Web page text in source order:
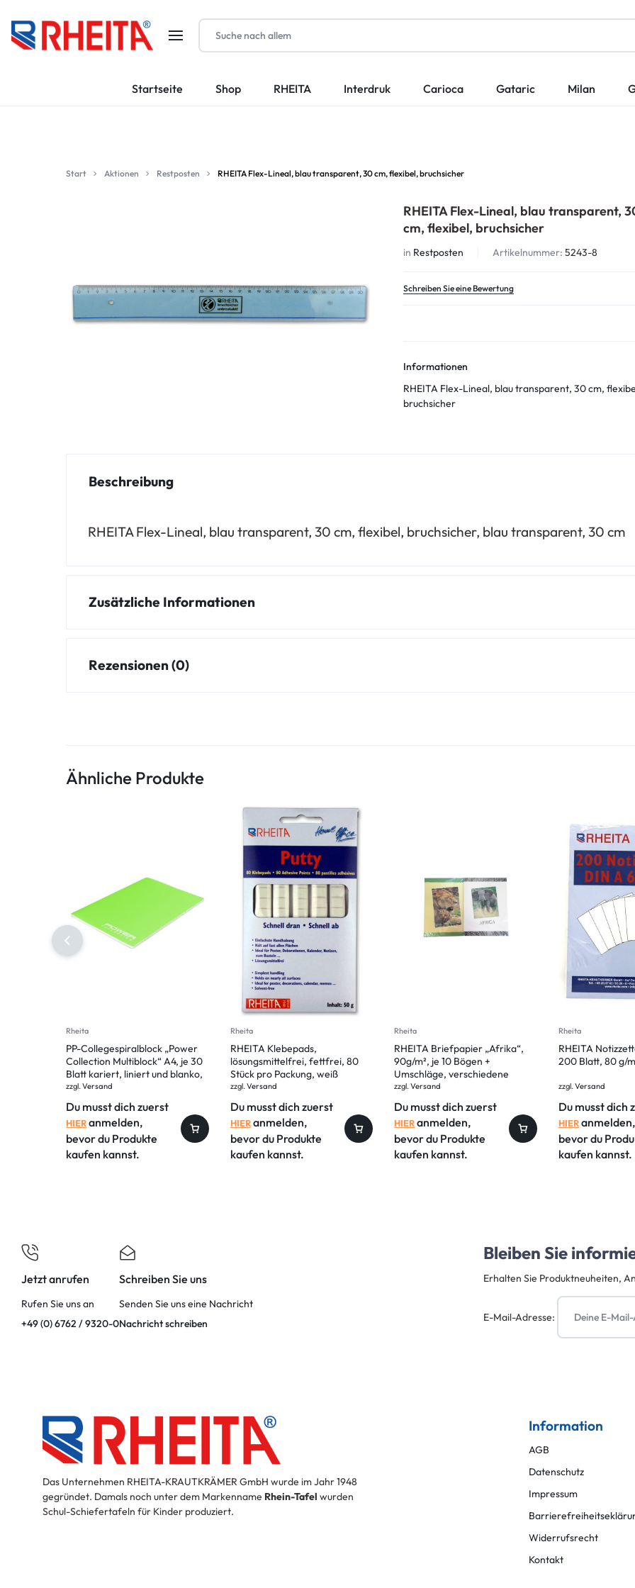
KRAUTKRÄMER
Startseite Shop RHEITA Interdruk Carioca Gataric Milan
Start Aktionen Restposten RHEITA Flex-Lineal, blau transparent, 30 cm, flexibel, bruchsicher
RHEITA Flex-Lineal, blau transparent,
cm, flexibel, bruchsicher
in Restposten Artikelnummer: 5243-8
Schreiben Sie eine Bewertung
Informationen
RHEITA Flex-Lineal, blau transparent, 30 cm,
bruchsicher
Beschreibung
RHEITA Flex-Lineal, blau transparent, 30 cm, flexibel, bruchsicher, blau transparent, 30 cm
Zusätzliche Informationen
Rezensionen (0)
Ähnliche Produkte
Rheita
PP-Collegespiralblock „Power
Collection Multiblock“ A4, je 30
Blatt kariert, liniert und blanko,
mit PP-Trennblättern, 70g/m²
zzgl.Versand
Du musst dich zuerst
HIERanmelden,
bevor du Produkte
kaufen kannst.
Rheita
RHEITA Klebepads,
lösungsmittelfrei, fettfrei, 80
Stück pro Packung, weiß
zzgl. Versand
Du musst dich zuerst
HIERanmelden,
bevor du Produkte
kaufen kannst.
Rheita
RHEITA Briefpapier „Afrika“,
90g/m², je 10 Bögen +
Umschläge, verschiedene
Motive
zzgl.Versand
Du musst dich zuerst
HIERanmelden,
bevor du Produkte
kaufen kannst.
Rheita
RHEITA
200 Blatt, 80 g/
zzgl. Versand
Du musst dich
HIERanmelden,
bevor du
kaufen kannst.
Jetzt anrufen
Rufen Sie uns an
+49 (0) 6762 / 9320-0
Schreiben Sie uns
Senden Sie uns eine Nachricht
Nachricht schreiben
Bleiben Sie
Erhalten Sie Produktneuheiten,
E-Mail-Adresse:
Das Unternehmen RHEITA-KRAUTKRÄMER GmbH wurde im Jahr 1948
gegründet. Damals noch unter dem Markenname Rhein-Tafel wurden
Schul-Schiefertafeln für Kinder produziert.
Information
AGB
Datenschutz
Impressum
Widerrufsrecht
Kontakt